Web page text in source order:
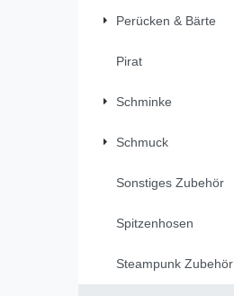
Perücken & Bärte
Pirat
Schminke
Schmuck
Sonstiges Zubehör
Spitzenhosen
Steampunk Zubehör